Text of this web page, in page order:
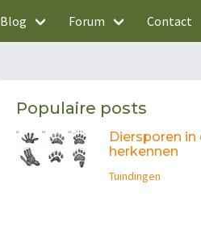
Blog Forum Contact
Populaire posts
Diersporen in
herkennen
Tuindingen